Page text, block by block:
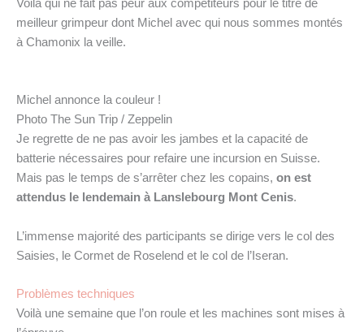
Voilà qui ne fait pas peur aux compétiteurs pour le titre de
meilleur grimpeur dont Michel avec qui nous sommes montés
à Chamonix la veille.
Michel annonce la couleur !
Photo The Sun Trip / Zeppelin
Je regrette de ne pas avoir les jambes et la capacité de
batterie nécessaires pour refaire une incursion en Suisse.
Mais pas le temps de s’arrêter chez les copains, on est
attendus le lendemain à Lanslebourg Mont Cenis.
L’immense majorité des participants se dirige vers le col des
Saisies, le Cormet de Roselend et le col de l’Iseran.
Problèmes techniques
Voilà une semaine que l’on roule et les machines sont mises à